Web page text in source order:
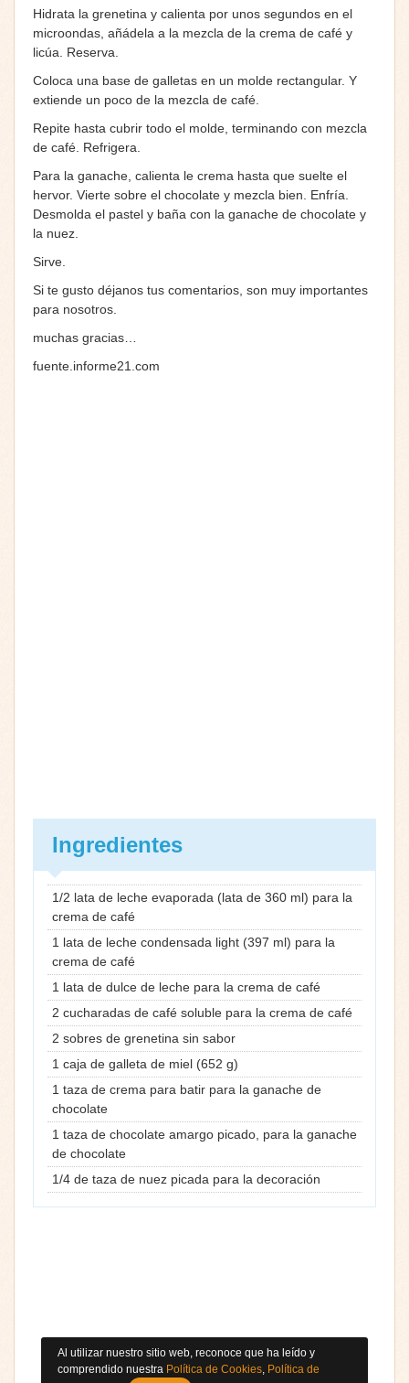
Hidrata la grenetina y calienta por unos segundos en el
microondas, añádela a la mezcla de la crema de café y
licúa. Reserva.
Coloca una base de galletas en un molde rectangular. Y
extiende un poco de la mezcla de café.
Repite hasta cubrir todo el molde, terminando con mezcla
de café. Refrigera.
Para la ganache, calienta le crema hasta que suelte el
hervor. Vierte sobre el chocolate y mezcla bien. Enfría.
Desmolda el pastel y baña con la ganache de chocolate y
la nuez.
Sirve.
Si te gusto déjanos tus comentarios, son muy importantes
para nosotros.
muchas gracias…
fuente.informe21.com
Ingredientes
1/2 lata de leche evaporada (lata de 360 ml) para la
crema de café
1 lata de leche condensada light (397 ml) para la
crema de café
1 lata de dulce de leche para la crema de café
2 cucharadas de café soluble para la crema de café
2 sobres de grenetina sin sabor
1 caja de galleta de miel (652 g)
1 taza de crema para batir para la ganache de
chocolate
1 taza de chocolate amargo picado, para la ganache
de chocolate
1/4 de taza de nuez picada para la decoración
Al utilizar nuestro sitio web, reconoce que ha leído y
comprendido nuestra Política de Cookies, Política de